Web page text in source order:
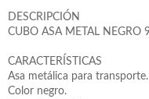
DESCRIPCIÓN
CUBO ASA METAL NEGRO
CARACTERÍSTICAS
Asa metálica para transporte.
Color negro.